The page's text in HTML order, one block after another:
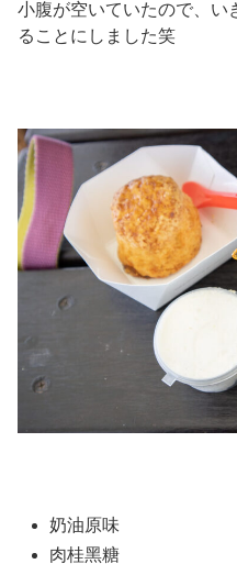
小腹が空いていたので、い
ることにしました笑
奶油原味
肉桂黑糖